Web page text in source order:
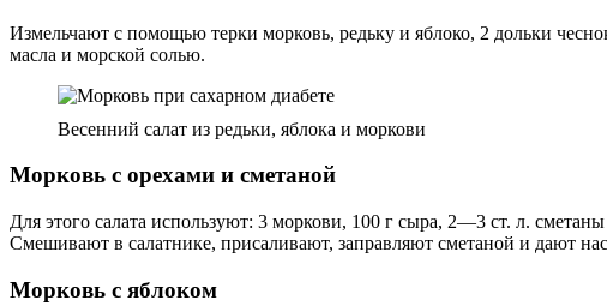
Измельчают с помощью терки морковь, редьку и яблоко, 2 дольки
масла и морской солью.
Весенний салат из редьки, яблока и моркови
Морковь с орехами и сметаной
Для этого салата используют: 3 моркови, 100 г сыра, 2—3 ст. л.
Смешивают в салатнике, присаливают, заправляют сметаной и дают
Морковь с яблоком